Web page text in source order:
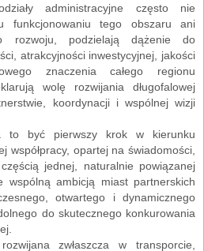
administracyjne często nie
funkcjonowaniu tego obszaru ani
rozwoju, podzielają dążenie do
atrakcyjności inwestycyjnej, jakości
znaczenia całego regionu
wolę rozwijania długofalowej
koordynacji i wspólnej wizji
to być pierwszy krok w kierunku
współpracy, opartej na świadomości,
jednej, naturalnie powiązanej
ambicją miast partnerskich
otwartego i dynamicznego
do skutecznego konkurowania
zwłaszcza w transporcie,